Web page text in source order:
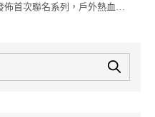
佈首次聯名系列，戶外熱血…